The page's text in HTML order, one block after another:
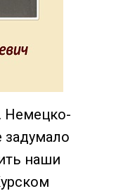
Немецко-
наши